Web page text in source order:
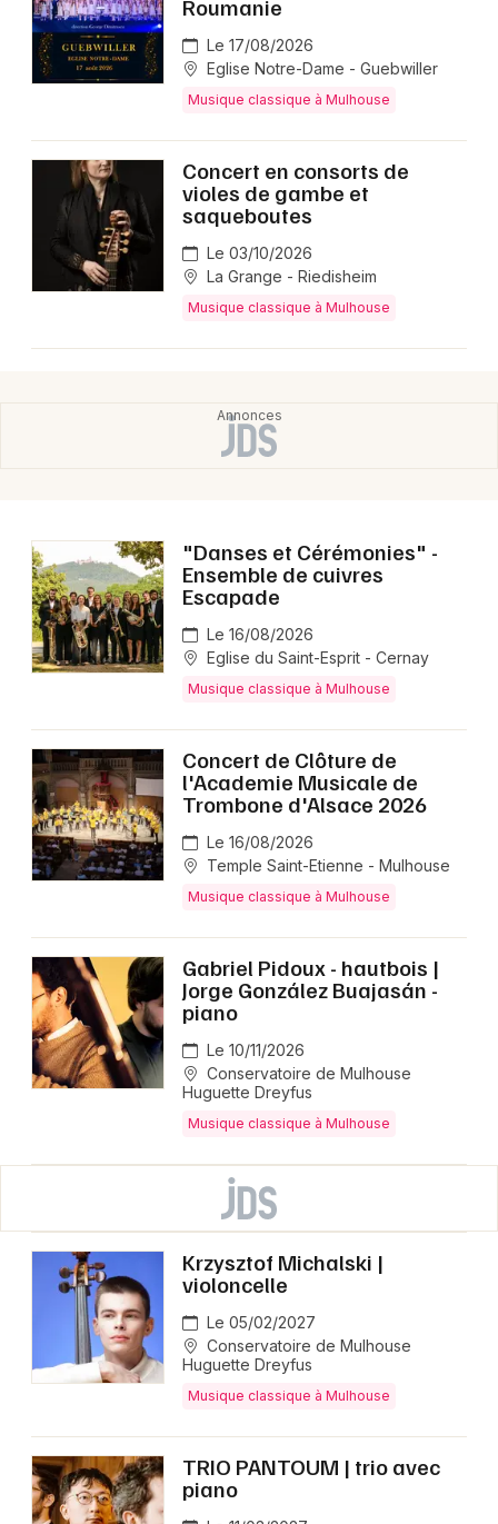
Roumanie
Le 17/08/2026
Eglise Notre-Dame - Guebwiller
Musique classique à Mulhouse
Concert en consorts de
violes de gambe et
saqueboutes
Le 03/10/2026
La Grange - Riedisheim
Musique classique à Mulhouse
"Danses et Cérémonies" -
Ensemble de cuivres
Escapade
Le 16/08/2026
Eglise du Saint-Esprit - Cernay
Musique classique à Mulhouse
Concert de Clôture de
l'Academie Musicale de
Trombone d'Alsace 2026
Le 16/08/2026
Temple Saint-Etienne - Mulhouse
Musique classique à Mulhouse
Gabriel Pidoux - hautbois |
Jorge González Buajasán -
piano
Le 10/11/2026
Conservatoire de Mulhouse
Huguette Dreyfus
Musique classique à Mulhouse
Krzysztof Michalski |
violoncelle
Le 05/02/2027
Conservatoire de Mulhouse
Huguette Dreyfus
Musique classique à Mulhouse
TRIO PANTOUM | trio avec
piano